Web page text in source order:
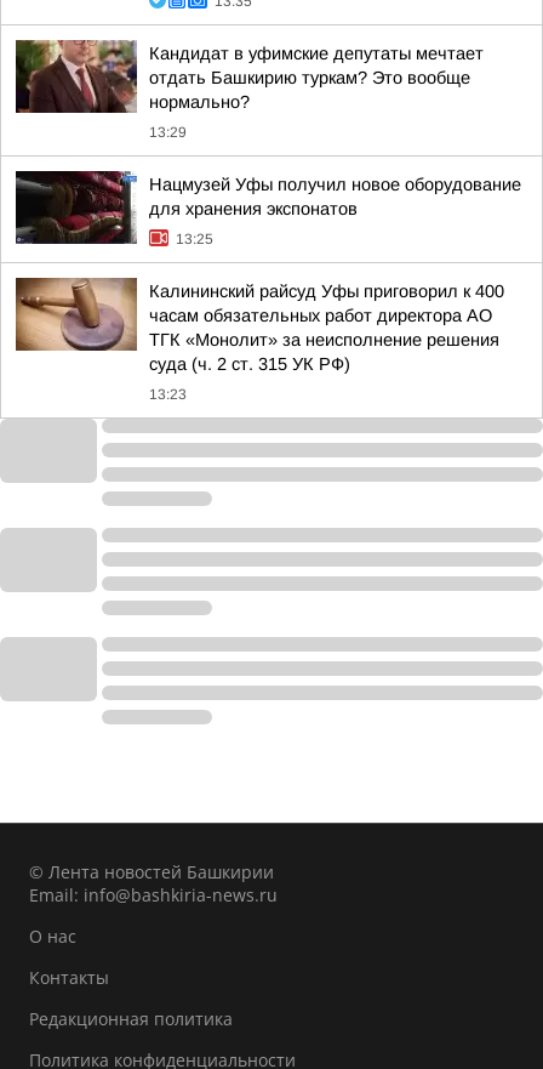
Кандидат в уфимские депутаты мечтает
отдать Башкирию туркам? Это вообще
нормально?
13:29
Нацмузей Уфы получил новое оборудование
для хранения экспонатов
13:25
Калининский райсуд Уфы приговорил к 400
часам обязательных работ директора АО
ТГК «Монолит» за неисполнение решения
суда (ч. 2 ст. 315 УК РФ)
13:23
© Лента новостей Башкирии
Email: info@bashkiria-news.ru
О нас
Контакты
Редакционная политика
Политика конфиденциальности